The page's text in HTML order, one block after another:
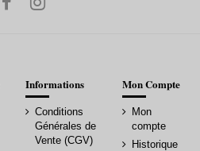
Informations
Conditions
Générales de
Vente (CGV)
Mon Compte
Mon
compte
Historique